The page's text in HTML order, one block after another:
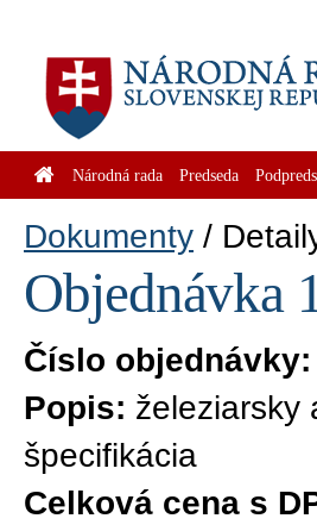
Národná rada Predseda
Dokumenty
Objednávka
Číslo objednávky:
Popis: železiarsky
špecifikácia
Celková cena s